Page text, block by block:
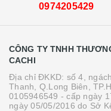
0974205429
CÔNG TY TNHH
CACHI
Địa chỉ ĐKKD: số 4,
Thanh, Q.Long Biên,
0105946549 - cấp ngày
ngày 05/05/2016 do Sở